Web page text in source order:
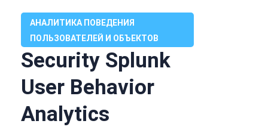
АНАЛИТИКА ПОВЕДЕНИЯ
ПОЛЬЗОВАТЕЛЕЙ И ОБЪЕКТОВ
Security Splunk
User Behavior
Analytics